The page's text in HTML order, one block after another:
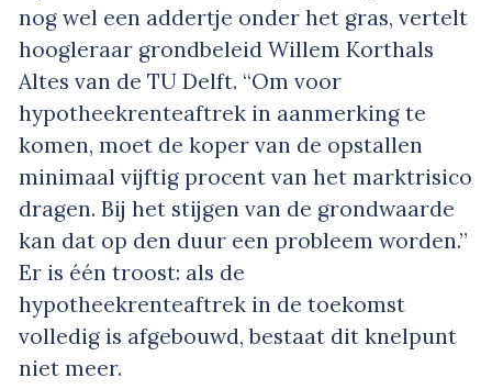
nog wel een addertje onder het gras, vertelt
hoogleraar grondbeleid Willem Korthals
Altes van de TU Delft. “Om voor
hypotheekrenteaftrek in aanmerking te
komen, moet de koper van de opstallen
minimaal vijftig procent van het marktrisico
dragen. Bij het stijgen van de grondwaarde
kan dat op den duur een probleem worden.”
Er is één troost: als de
hypotheekrenteaftrek in de toekomst
volledig is afgebouwd, bestaat dit knelpunt
niet meer.